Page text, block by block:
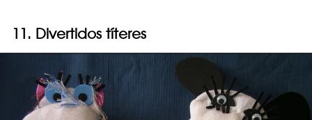
11. Divertidos títeres